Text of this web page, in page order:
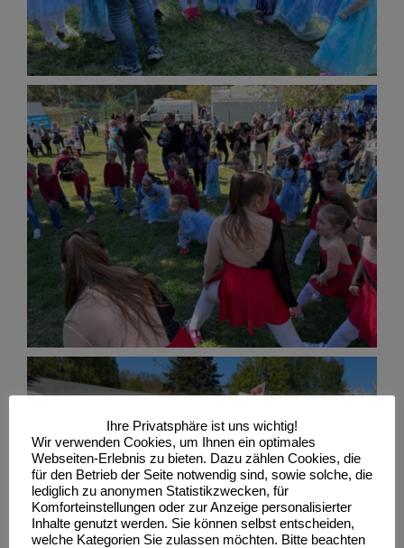
Ihre Privatsphäre ist uns wichtig!
Wir verwenden Cookies, um Ihnen ein optimales
Webseiten-Erlebnis zu bieten. Dazu zählen Cookies, die
für den Betrieb der Seite notwendig sind, sowie solche, die
lediglich zu anonymen Statistikzwecken, für
Komforteinstellungen oder zur Anzeige personalisierter
Inhalte genutzt werden. Sie können selbst entscheiden,
welche Kategorien Sie zulassen möchten. Bitte beachten